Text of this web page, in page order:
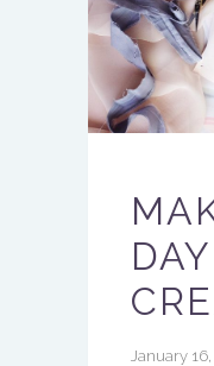
DAY
January